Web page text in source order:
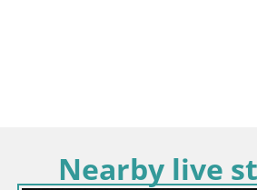
Nearby live